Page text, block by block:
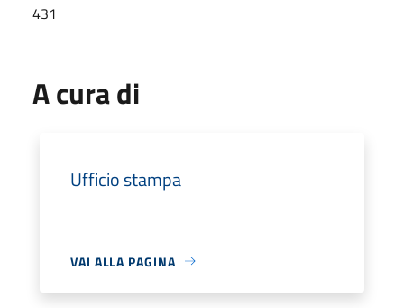
431
A cura di
Ufficio stampa
VAI ALLA PAGINA